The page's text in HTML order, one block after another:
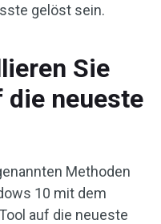
gelöst sein.
Sie
die neueste
Methoden
10 mit dem
auf die neueste